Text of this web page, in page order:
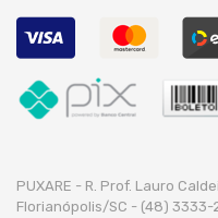
PUXARE - R. Prof. Lauro
Florianópolis/SC - (48) 3333-